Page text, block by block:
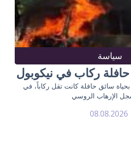
سياسة
ركاب في نيكوبول
سائق حافلة كانت تقل ركاباً، في
الإرهاب الروسي
08.08.2026